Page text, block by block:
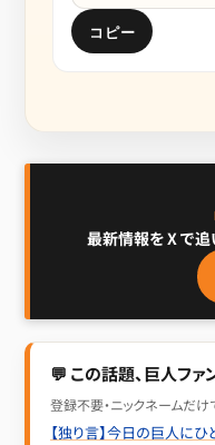
コピー
最新情報を X で追
💬 この話題、巨人フ
登録不要・ニックネームだけ
【独り言】今日の巨人にひ